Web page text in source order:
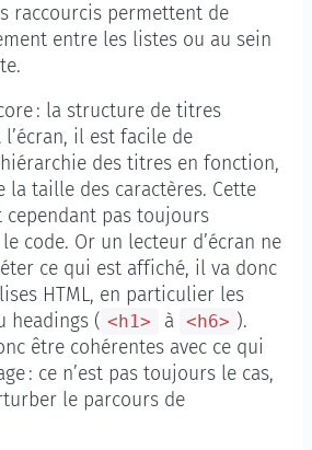
raccourcis permettent de
entre les listes ou au sein
: la structure de titres
il est facile de
des titres en fonction,
la taille des caractères. Cette
cependant pas toujours
code. Or un lecteur d’écran ne
ce qui est affiché, il va donc
HTML, en particulier les
headings( <h1> à <h6> ).
être cohérentes avec ce qui
: ce n’est pas toujours le cas,
le parcours de